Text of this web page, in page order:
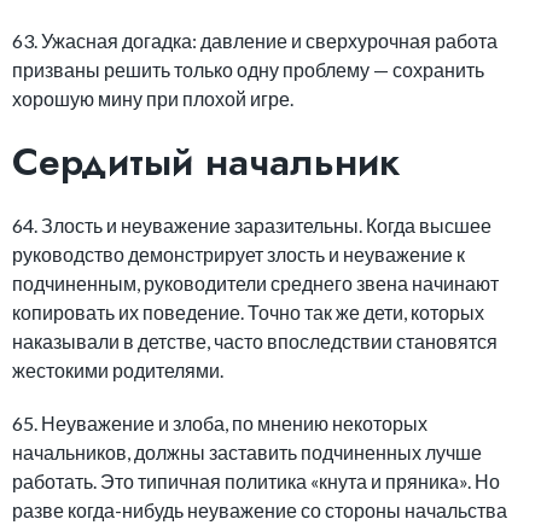
63. Ужасная догадка: давление и сверхурочная работа
призваны решить только одну проблему — сохранить
хорошую мину при плохой игре.
Сердитый начальник
64. Злость и неуважение заразительны. Когда высшее
руководство демонстрирует злость и неуважение к
подчиненным, руководители среднего звена начинают
копировать их поведение. Точно так же дети, которых
наказывали в детстве, часто впоследствии становятся
жестокими родителями.
65. Неуважение и злоба, по мнению некоторых
начальников, должны заставить подчиненных лучше
работать. Это типичная политика «кнута и пряника». Но
разве когда-нибудь неуважение со стороны начальства